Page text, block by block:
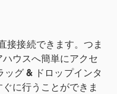
接接続できます。つま
ウスへ簡単にアクセ
グ & ドロップインタ
に行うことができま